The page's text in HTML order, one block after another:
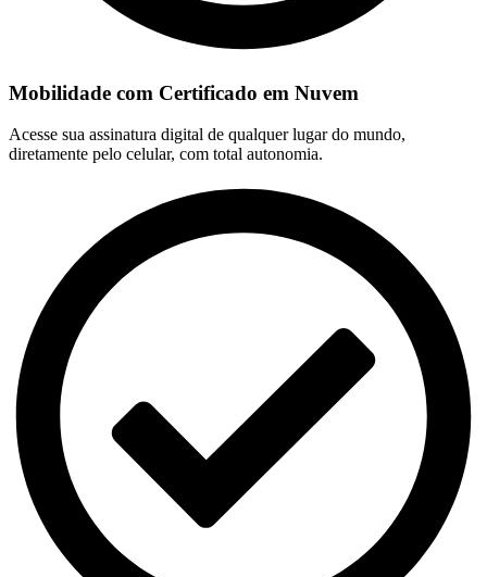
Mobilidade com Certificado em Nuvem
Acesse sua assinatura digital de qualquer lugar do mundo,
diretamente pelo celular, com total autonomia.